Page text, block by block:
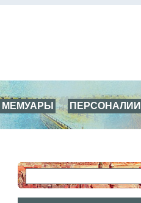
МЕМУАРЫ
ПЕРСОНАЛИИ